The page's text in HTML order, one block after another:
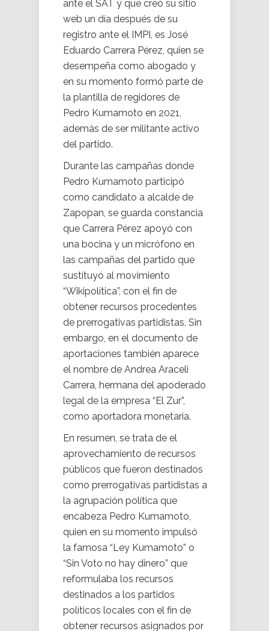
ante el SAT y que creó su sitio
web un día después de su
registro ante el IMPI, es José
Eduardo Carrera Pérez, quien se
desempeña como abogado y
en su momento formó parte de
la plantilla de regidores de
Pedro Kumamoto en 2021,
además de ser militante activo
del partido.
Durante las campañas donde
Pedro Kumamoto participó
como candidato a alcalde de
Zapopan, se guarda constancia
que Carrera Pérez apoyó con
una bocina y un micrófono en
las campañas del partido que
sustituyó al movimiento
“Wikipolítica”, con el fin de
obtener recursos procedentes
de prerrogativas partidistas. Sin
embargo, en el documento de
aportaciones también aparece
el nombre de Andrea Araceli
Carrera, hermana del apoderado
legal de la empresa “El Zur”,
como aportadora monetaria.
En resumen, se trata de el
aprovechamiento de recursos
públicos que fueron destinados
como prerrogativas partidistas a
la agrupación política que
encabeza Pedro Kumamoto,
quien en su momento impulsó
la famosa “Ley Kumamoto” o
“Sin Voto no hay dinero” que
reformulaba los recursos
destinados a los partidos
políticos locales con el fin de
obtener recursos asignados por